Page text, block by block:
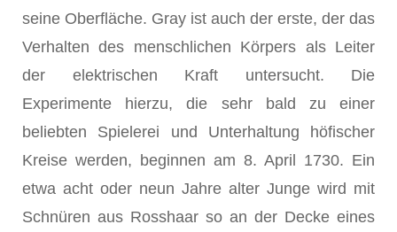
seine Oberfläche. Gray ist auch der erste, der das
Verhalten des menschlichen Körpers als Leiter
der elektrischen Kraft untersucht. Die
Experimente hierzu, die sehr bald zu einer
beliebten Spielerei und Unterhaltung höfischer
Kreise werden, beginnen am 8. April 1730. Ein
etwa acht oder neun Jahre alter Junge wird mit
Schnüren aus Rosshaar so an der Decke eines